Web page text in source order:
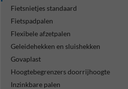
Fietsnietjes standaard
Fietspadpalen
Flexibele afzetpalen
Geleidehekken en sluishekken
Govaplast
Hoogtebegrenzers doorrijhoogte
Inzinkbare palen